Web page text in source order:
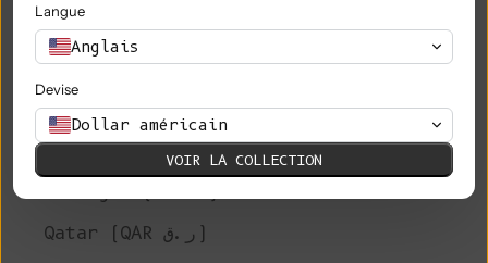
Pérou (PEN S/)
Philippines (PHP ₱)
Îles Pitcairn (NZD $)
Pologne (PLN zł)
Qatar (QAR ر.ق)
Langue
Anglais
Devise
Dollar américain
VOIR LA COLLECTION